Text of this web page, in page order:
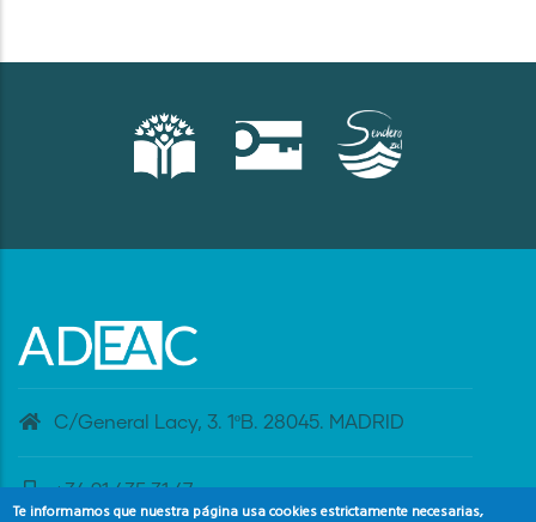
C/General Lacy, 3. 1ºB. 28045. MADRID
+34 91 435 31 47
Te informamos que nuestra página usa cookies estrictamente necesarias,